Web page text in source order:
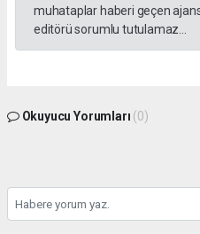
muhataplar haberi geçen
editörü sorumlu tutulamaz...
Okuyucu Yorumları (0)